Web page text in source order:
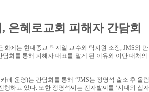
, 은혜로교회 피해자 간담회
회에는 현대종교 탁지일 교수와 탁지원 소장, JMS와
담회를 통해 피해자 대표를 맡게 된 이유와 이단 대처의
페 운영)는 간담회를 통해 “JMS는 정명석 출소 후 올
행하고 있다. 또한 정명석씨는 전자발찌를 ‘시대의 십